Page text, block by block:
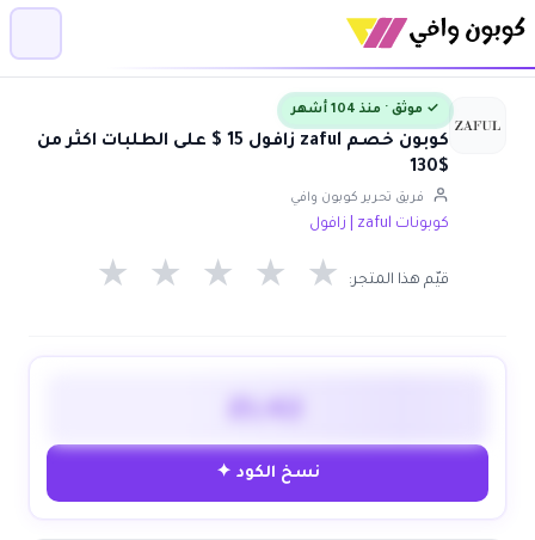
✓ موثق · منذ 104 أشهر
كوبون خصم zaful زافول 15 $ على الطلبات اكثر من
$130
فريق تحرير كوبون وافي
كوبونات zaful | زافول
قيّم هذا المتجر: ★ ★ ★ ★ ★
نسخ الكود ✦